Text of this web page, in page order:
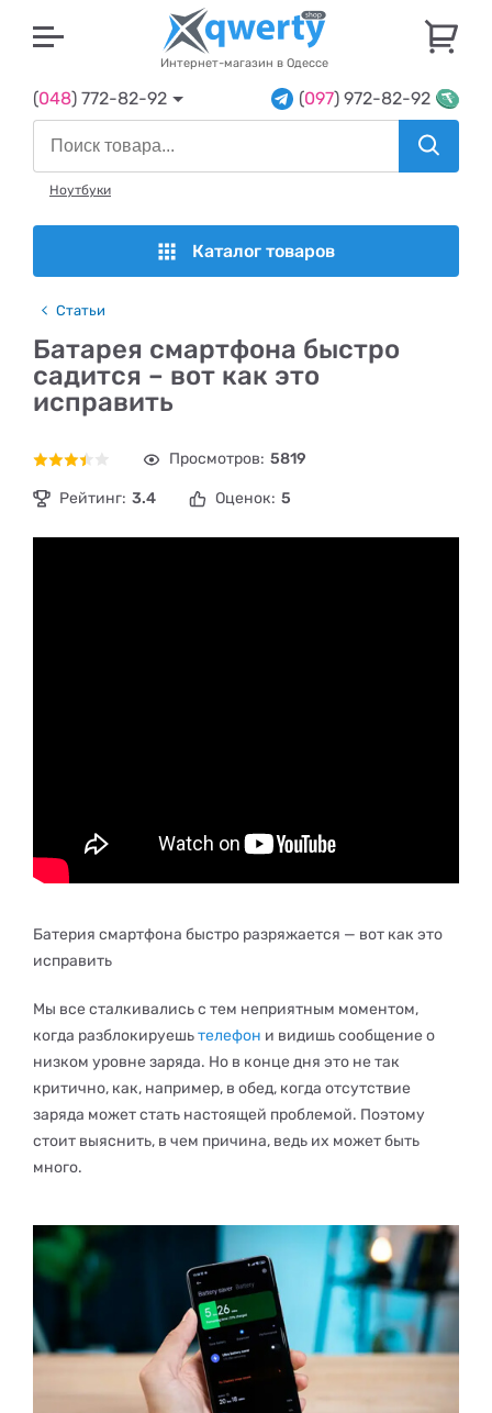
Интернет-магазин в Одессе
(048) 772-82-92 (097) 972-82-92
Ноутбуки
Каталог товаров
Статьи
Батарея смартфона быстро
садится – вот как это
исправить
Просмотров: 5819
Рейтинг: 3.4 Оценок: 5
Батерия смартфона быстро разряжается — вот как это
исправить
Мы все сталкивались с тем неприятным моментом,
когда разблокируешьтелефон и видишь сообщение о
низком уровне заряда. Но в конце дня это не так
критично, как, например, в обед, когда отсутствие
заряда может стать настоящей проблемой. Поэтому
стоит выяснить, в чем причина, ведь их может быть
много.